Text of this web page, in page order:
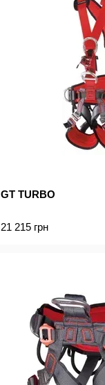
GT TURBO
21 215 грн